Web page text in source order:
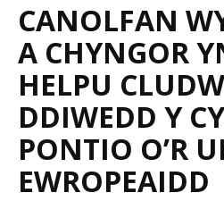
CANOLFAN
A CHYNGOR
HELPU
DDIWEDD Y
PONTIO O’R
EWROPEAIDD